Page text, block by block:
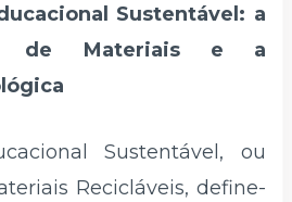
Sustentável: a
de Materiais e a
Sustentável, ou
Recicláveis, define-